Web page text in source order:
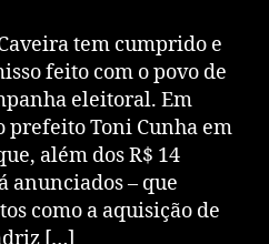
tem cumprido e
feito com o povo de
eleitoral. Em
prefeito Toni Cunha em
além dos R$ 14
anunciados – que
como a aquisição de